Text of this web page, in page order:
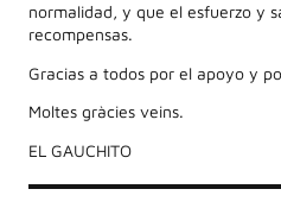
normalidad, y que el esfuerzo y
recompensas.
Gracias a todos por el apoyo y
Moltes gràcies veins.
EL GAUCHITO